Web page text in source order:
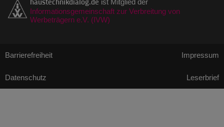
ist Mitglied der
Informationsgemeinschaft zur Verbreitung von
Werbeträgern e.V. (IVW)
Barrierefreiheit
Datenschutz
Impressum
Leserbrief